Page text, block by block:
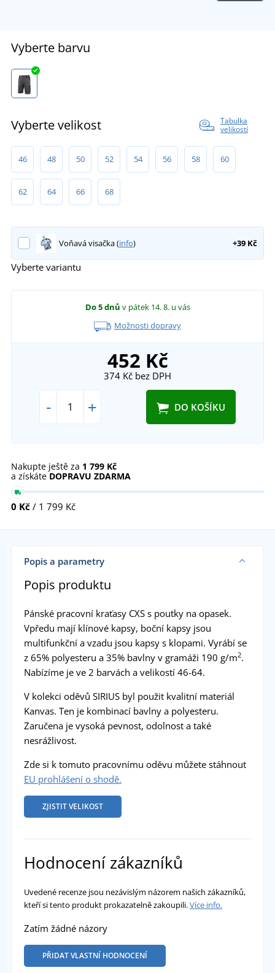
Vyberte barvu
Vyberte velikost
Tabulka
velikostí
46 48 50 52 54 56 58 60
62 64 66 68
Voňavá visačka (info) +39 Kč
Vyberte variantu
Do 5 dnů v pátek 14. 8. u vás
Možnosti dopravy
452 Kč
374 Kč bez DPH
- + DO KOŠÍKU
Nakupte ještě za 1 799 Kč
a získáte DOPRAVU ZDARMA
0 Kč / 1 799 Kč
Popis a parametry
Popis produktu
Pánské pracovní kraťasy CXS s poutky na opasek.
Vpředu mají klínové kapsy, boční kapsy jsou
multifunkční a vzadu jsou kapsy s klopami. Vyrábí se
z 65% polyesteru a 35% bavlny v gramáži 190 g/m2.
Nabízíme je ve 2 barvách a velikostí 46-64.
V kolekci oděvů SIRIUS byl použit kvalitní materiál
Kanvas. Ten je kombinací bavlny a polyesteru.
Zaručena je vysoká pevnost, odolnost a také
nesrážlivost.
Zde si k tomuto pracovnímu oděvu můžete stáhnout
EU prohlášení o shodě.
ZJISTIT VELIKOST
Hodnocení zákazníků
Uvedené recenze jsou nezávislým názorem našich zákazníků,
kteří si tento produkt prokazatelně zakoupili.Více info.
Zatím žádné názory
PŘIDAT VLASTNÍ HODNOCENÍ